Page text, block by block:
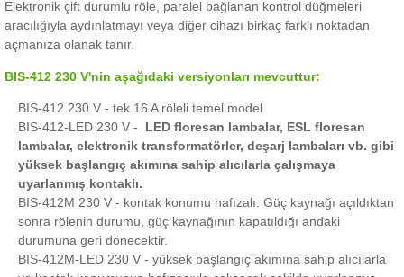
Elektronik çift durumlu röle, paralel bağlanan kontrol düğmeleri
aracılığıyla aydınlatmayı veya diğer cihazı birkaç farklı noktadan
açmanıza olanak tanır.
BIS-412 230 V'nin aşağıdaki versiyonları mevcuttur:
BIS-412 230 V - tek 16 A röleli temel model
BIS-412-LED 230 V -
LED floresan lambalar, ESL floresan
lambalar, elektronik transformatörler, deşarj lambaları vb. gibi
yüksek başlangıç ​​​​akımına sahip alıcılarla çalışmaya
uyarlanmış kontaklı.
BIS-412M 230 V - kontak konumu hafızalı. Güç kaynağı açıldıktan
sonra rölenin durumu, güç kaynağının kapatıldığı andaki
durumuna geri dönecektir.
BIS-412M-LED 230 V - yüksek başlangıç ​​akımına sahip alıcılarla